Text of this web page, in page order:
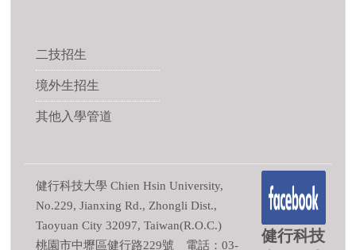
二技招生
境外生招生
其他入學管道
健行科技大學 Chien Hsin University,
No.229, Jianxing Rd., Zhongli Dist.,
Taoyuan City 32097, Taiwan(R.O.C.)
桃園市中壢區健行路229號 電話：03-
健行科技